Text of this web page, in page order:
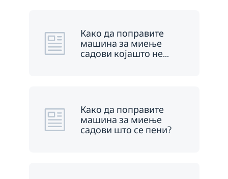
Како да поправите
машина за миење
садови којашто не…
Како да поправите
машина за миење
садови што се пени?